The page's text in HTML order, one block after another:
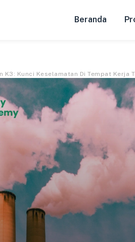
Beranda
K3: Kunci Keselamatan Di Tempat Kerja